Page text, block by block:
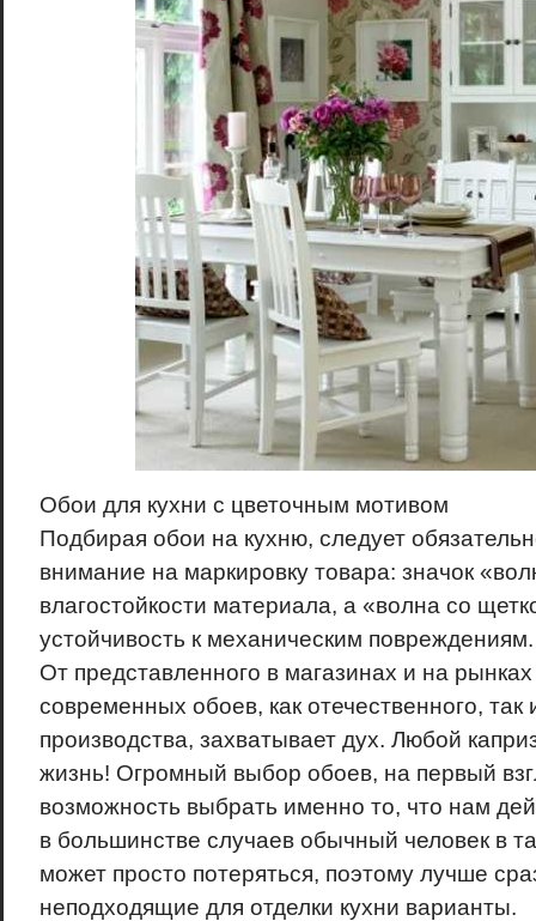
Обои для кухни с цветочным мотивом
Подбирая обои на кухню, следует
внимание на маркировку товара: значок
влагостойкости материала, а «волна со
устойчивость к механическим повреждениям.
От представленного в магазинах и на
современных обоев, как отечественного, так
производства, захватывает дух. Любой
жизнь! Огромный выбор обоев, на первый
возможность выбрать именно то, что нам
в большинстве случаев обычный человек в
может просто потеряться, поэтому лучше
неподходящие для отделки кухни варианты.